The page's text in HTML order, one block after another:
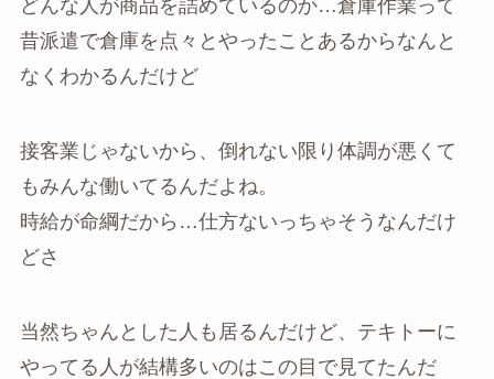
どんな人が商品を詰めているのか…倉庫作業って
昔派遣で倉庫を点々とやったことあるからなんと
なくわかるんだけど
接客業じゃないから、倒れない限り体調が悪くて
もみんな働いてるんだよね。
時給が命綱だから…仕方ないっちゃそうなんだけ
どさ
当然ちゃんとした人も居るんだけど、テキトーに
やってる人が結構多いのはこの目で見てたんだ